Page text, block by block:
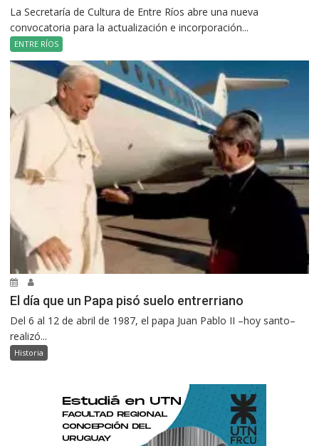
La Secretaría de Cultura de Entre Ríos abre una nueva
convocatoria para la actualización e incorporación...
ENTRE RÍOS
El día que un Papa pisó suelo entrerriano
Del 6 al 12 de abril de 1987, el papa Juan Pablo II –hoy santo–
realizó...
Historia